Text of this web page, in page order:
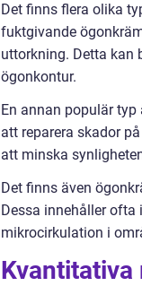
Det finns flera olika
fuktgivande
uttorkning. Detta kan
ögonkontur.
En annan populär
att reparera skador
att minska
Det finns även
Dessa innehåller
mikrocirkulation i
Kvantitativa